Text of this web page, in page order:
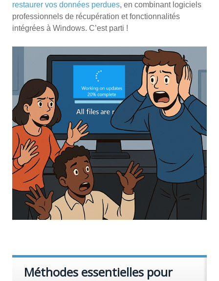
restaurer vos données perdues, en combinant logiciels
professionnels de récupération et fonctionnalités
intégrées à Windows. C’est parti !
Méthodes essentielles pour